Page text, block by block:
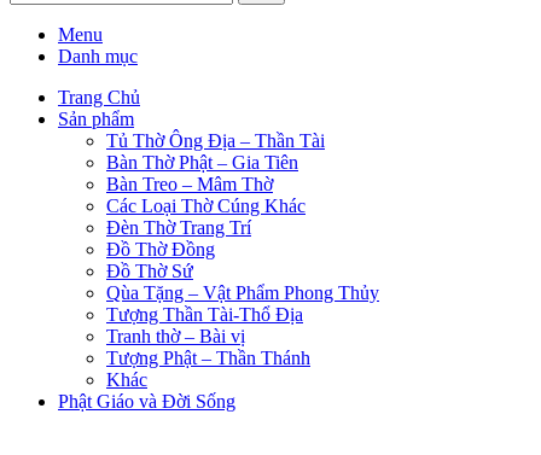
Menu
Danh mục
Trang Chủ
Sản phẩm
Tủ Thờ Ông Địa – Thần Tài
Bàn Thờ Phật – Gia Tiên
Bàn Treo – Mâm Thờ
Các Loại Thờ Cúng Khác
Đèn Thờ Trang Trí
Đồ Thờ Đồng
Đồ Thờ Sứ
Qùa Tặng – Vật Phẩm Phong Thủy
Tượng Thần Tài-Thổ Địa
Tranh thờ – Bài vị
Tượng Phật – Thần Thánh
Khác
Phật Giáo và Đời Sống